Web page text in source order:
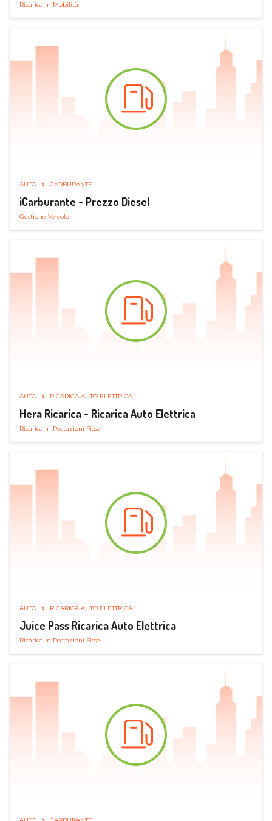
Ricarica in Mobilità
AUTO CARBURANTE
iCarburante - Prezzo Diesel
Gestione Veicolo
AUTO RICARICA AUTO ELETTRICA
Hera Ricarica - Ricarica Auto Elettrica
Ricarica in Postazioni Fisse
AUTO RICARICA AUTO ELETTRICA
Juice Pass Ricarica Auto Elettrica
Ricarica in Postazioni Fisse